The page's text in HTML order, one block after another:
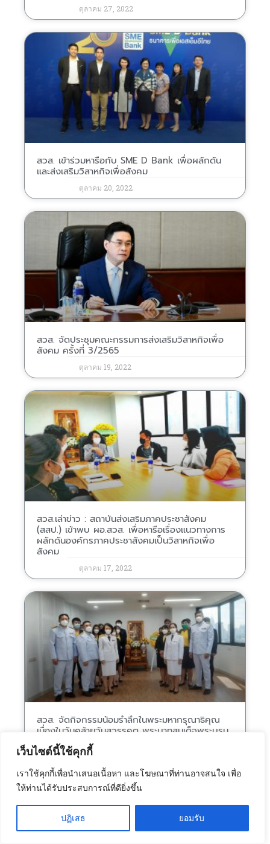
เว็บไซต์นี้ใช้คุกกี้
เราใช้คุกกี้เพื่อนำเสนอเนื้อหา และโฆษณาที่ท่านอาจสนใจ เพื่อ
ให้ท่านได้รับประสบการณ์ที่ดียิ่งขึ้น
ปฏิเสธ ยอมรับ
ตุลาคม 27, 2022
สวส. เข้าร่วมหารือกับ SME D Bank เพื่อผลักดัน
และส่งเสริมวิสาหกิจเพื่อสังคม
ตุลาคม 20, 2022
สวส. จัดประชุมคณะกรรมการส่งเสริมวิสาหกิจเพื่อ
สังคม ครั้งที่ 3/2565
ตุลาคม 19, 2022
สวส.เล่าข่าว : สถาบันส่งเสริมภาคประชาสังคม
(สสป.) เข้าพบ ผอ.สวส. เพื่อหารือเรื่องแนวทางการ
ผลักดันองค์กรภาคประชาสังคมเป็นวิสาหกิจเพื่อ
สังคม
ตุลาคม 17, 2022
สวส. จัดกิจกรรมน้อมรำลึกในพระมหากรุณาธิคุณ
เนื่องในวันคล้ายวันสวรรคต พระบาทสมเด็จพระบรม
ชนกาธิเบศร มหาภูมิพลอดุลยเดชมหาราช บรมนาถ
บพิตร
ตุลาคม 12, 2022